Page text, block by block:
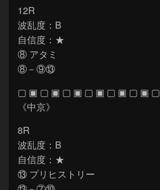
12R
波乱度：B
自信度：★
⑧ アタミ
⑧－⑨⑬
▢ ▣ ▢ ▣ ▢ ▣ ▢ ▣ ▢ ▣ ▢ ▣ ▢
《中京》
8R
波乱度：B
自信度：★
⑬ プリヒストリー